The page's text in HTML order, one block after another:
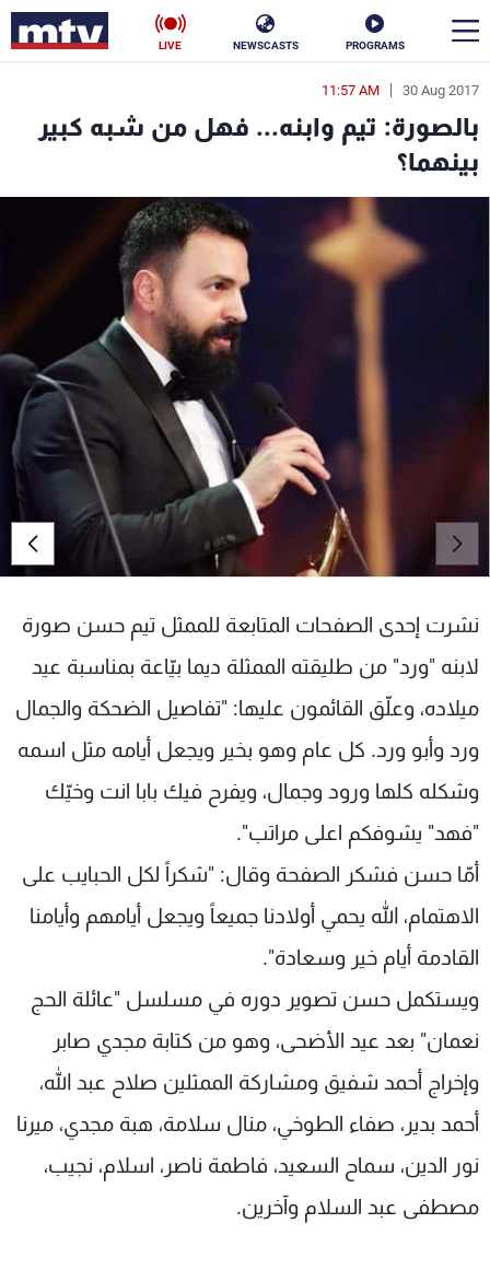
PROGRAMS
NEWSCASTS
LIVE
30 Aug 2017
11:57 AM
بالصورة: تيم وابنه... فهل من شبه كبير
بينهما؟
نشرت إحدى الصفحات المتابعة للممثل تيم حسن صورة
لابنه "ورد" من طليقته الممثلة ديما بيّاعة بمناسبة عيد
ميلاده، وعلّق القائمون عليها: "تفاصيل الضحكة والجمال
ورد وأبو ورد. كل عام وهو بخير ويجعل أيامه مثل اسمه
وشكله كلها ورود وجمال، ويفرح فيك بابا انت وخيّك
"فهد" يشوفكم اعلى مراتب".
أمّا حسن فشكر الصفحة وقال: "شكراً لكل الحبايب على
الاهتمام، الله يحمي أولادنا جميعاً ويجعل أيامهم وأيامنا
القادمة أيام خير وسعادة".
ويستكمل حسن تصوير دوره في مسلسل "عائلة الحج
نعمان" بعد عيد الأضحى، وهو من كتابة مجدي صابر
وإخراج أحمد شفيق ومشاركة الممثلين صلاح عبد الله،
أحمد بدير، صفاء الطوخي، منال سلامة، هبة مجدي، ميرنا
نور الدين، سماح السعيد، فاطمة ناصر، اسلام، نجيب،
مصطفى عبد السلام وآخرين.
en
الأخبار
سياسة ناس
إقتصاد فن
رياضة
الترددات
عن MTV
الإنـتـاج
لاعلاناتكم
وظائف
تواصل معنا
شروط الإسـتخدام
سياسة الخصوصية